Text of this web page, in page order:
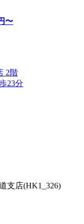
〜
2階
23分
支店(HK1_326)